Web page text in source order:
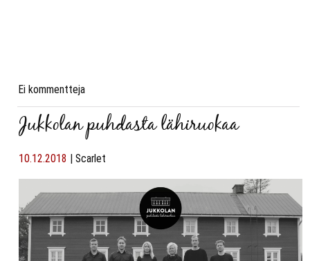
Ei kommentteja
Jukkolan puhdasta lähiruokaa
10.12.2018 Scarlet